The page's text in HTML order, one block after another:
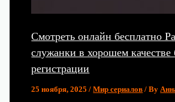
Смотреть онлайн бесплатно
служанки в хорошем качестве
регистрации
25 ноября, 2025/Мир сериалов / By